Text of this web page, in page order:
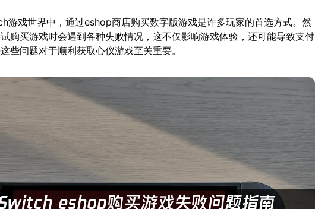
游戏世界中，通过eshop商店购买数字版游戏是许多玩家的首选方式。然
购买游戏时会遇到各种失败情况，这不仅影响游戏体验，还可能导致支付
些问题对于顺利获取心仪游戏至关重要。